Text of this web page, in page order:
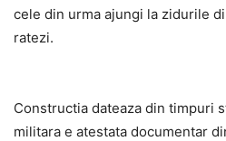
cele din urma ajungi la zidurile
ratezi.
Constructia dateaza din timpuri
militara e atestata documentar